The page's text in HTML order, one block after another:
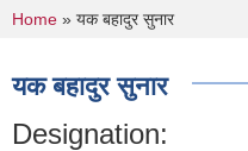
You are here
Home » यक बहादुर सुनार
यक बहादुर सुनार
Designation: